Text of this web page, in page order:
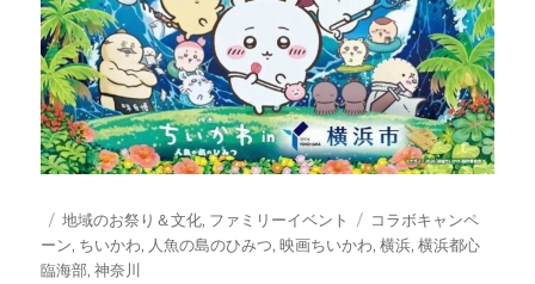
投
稿
日:
カ
テ
ゴ
地域のお祭り＆文化, ファミリーイベント
タ
グ
コラボキャンペ
ーン, ちいかわ, 人魚の島のひみつ,映画ちいかわ,横浜,横浜都心
臨海部,神奈川